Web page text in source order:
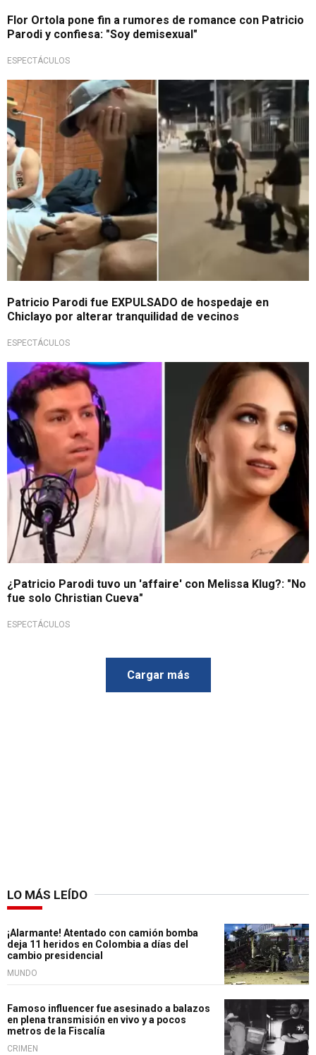
Flor Ortola pone fin a rumores de romance con Patricio
Parodi y confiesa: "Soy demisexual"
ESPECTÁCULOS
Vergonzoso suceso
Patricio Parodi fue EXPULSADO de hospedaje en
Chiclayo por alterar tranquilidad de vecinos
ESPECTÁCULOS
¡En aprietos!
¿Patricio Parodi tuvo un 'affaire' con Melissa Klug?: "No
fue solo Christian Cueva"
ESPECTÁCULOS
Cargar más
LO MÁS LEÍDO
¡Alarmante! Atentado con camión bomba
deja 11 heridos en Colombia a días del
cambio presidencial
MUNDO
Famoso influencer fue asesinado a balazos
en plena transmisión en vivo y a pocos
metros de la Fiscalía
CRIMEN